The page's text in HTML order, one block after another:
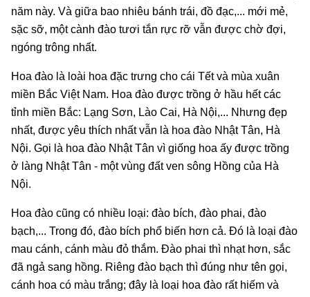
năm này. Và giữa bao nhiêu bánh trái, đồ đạc,... mới mẻ,
sặc sỡ, một cành đào tươi tắn rực rỡ vẫn được chờ đợi,
ngóng trông nhất.
Hoa đào là loài hoa đặc trưng cho cái Tết và mùa xuân
miền Bắc Việt Nam. Hoa đào được trồng ở hầu hết các
tỉnh miền Bắc: Lạng Sơn, Lào Cai, Hà Nội,... Nhưng đẹp
nhất, được yêu thích nhất vẫn là hoa đào Nhật Tân, Hà
Nội. Gọi là hoa đào Nhật Tân vì giống hoa ấy được trồng
ở làng Nhật Tân - một vùng đất ven sông Hồng của Hà
Nội.
Hoa đào cũng có nhiều loại: đào bích, đào phai, đào
bạch,... Trong đó, đào bích phổ biến hơn cả. Đó là loại đào
mau cánh, cánh màu đỏ thắm. Đào phai thì nhạt hơn, sắc
đã ngả sang hồng. Riêng đào bạch thì đúng như tên gọi,
cánh hoa có màu trắng; đây là loại hoa đào rất hiếm và